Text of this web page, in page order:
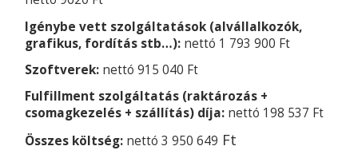
Igénybe vett szolgáltatások (alvállalkozók,
grafikus, fordítás stb…): nettó 1 793 900 Ft
Szoftverek: nettó 915 040 Ft
Fulfillment szolgáltatás (raktározás +
csomagkezelés + szállítás) díja: nettó 198 537 Ft
Összes költség: nettó 3 950 649 Ft